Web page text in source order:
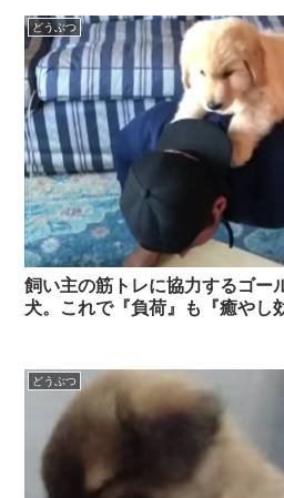
どうぶつ
飼い主の筋トレに協力するゴー
犬。これで『負荷』も『癒やし
どうぶつ